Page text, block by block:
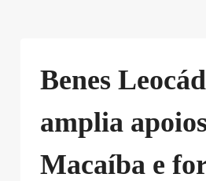
Benes
amplia
Macaíba e